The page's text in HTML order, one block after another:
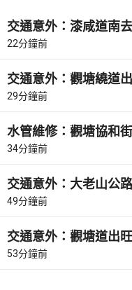
交通意外：漆咸道南
22分鐘前
交通意外：觀塘繞道
29分鐘前
水管維修：觀塘協和
34分鐘前
交通意外：大老山公
49分鐘前
交通意外：觀塘道出
53分鐘前